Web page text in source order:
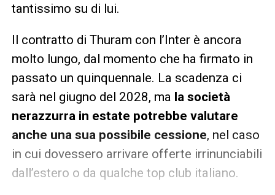
tantissimo su di lui.
Il contratto di Thuram con l’Inter è ancora
molto lungo, dal momento che ha firmato in
passato un quinquennale. La scadenza ci
sarà nel giugno del 2028, ma la società
nerazzurra in estate potrebbe valutare
anche una sua possibile cessione, nel caso
in cui dovessero arrivare offerte irrinunciabili
dall’estero o da qualche top club italiano.